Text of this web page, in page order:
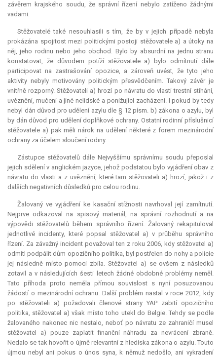
závěrem krajského soudu, že správní řízení nebylo zatíženo žádnými
vadami.
Stěžovatelé také nesouhlasili s tím, že by v jejich případě nebyla
prokázána spojitost mezi politickými postoji stěžovatele a) a útoky na
něj, jeho rodinu nebo jeho obchod. Bylo by absurdnína jednu stranu
konstatovat, že důvodem potíží stěžovatele a) bylo odmítnutí dále
participovat na zastrašování opozice, a zároveň uvést, že tyto jeho
aktivity nebyly motivovány politickým přesvědčením. Takový závěr je
vnitřně rozporný. Stěžovateli a) hrozí po návratu do vlasti trestní stíhání,
uvěznění, mučení a jiné nelidské a ponižující zacházení. I pokud by tedy
nebyl dán důvod pro udělení azylu dle § 12 písm. b) zákona o azylu, byl
by dán důvod pro udělení doplňkové ochrany. Ostatní rodinní příslušnicí
stěžovatele a) pak měli nárok na udělení některé z forem mezinárodní
ochrany za účelem sloučení rodiny.
Zástupce stěžovatelů dále Nejvyššímu správnímu soudu přeposlal
jejich sdělení v anglickém jazyce, jehož podstatou bylo vyjádření obav z
návratu do vlasti a z uvěznění, které tam stěžovateli a) hrozí, jakož i z
dalších negativních důsledků pro celou rodinu.
Žalovaný ve vyjádření ke kasační stížnosti navrhoval její zamítnutí.
Nejprve odkazoval na spisový materiál, na správní rozhodnutí a na
výpovědi stěžovatelů během správního řízení. Žalovaný rekapituloval
jednotlivé incidenty, které popsal stěžovatel a) v průběhu správního
řízení. Za závažný incident považoval ten z roku 2006, kdy stěžovatel a)
odmítl podpálit dům opozičního politika, byl postřelen do nohy a policie
jej následně místo pomoci zbila. Stěžovatel a) se ovšem z následků
zotavil a v následujících šesti letech žádné obdobné problémy neměl.
Tato příhoda proto neměla přímou souvislost s nyní posuzovanou
žádostí o mezinárodní ochranu. Další problém nastal v roce 2012, kdy
po stěžovateli a) požadovali členové strany YAP zabití opozičního
politika, stěžovatel a) však místo toho utekl do Belgie. Tehdy se podle
žalovaného nakonec nic nestalo, neboť po návratu ze zahraničí musel
stěžovatel a) pouze zaplatit finanční náhradu za nevrácení zbraně.
Nedalo se tak hovořit o újmě relevantní z hlediska zákona o azylu. Touto
újmou nebyl ani pokus o únos syna, k němuž nedošlo, ani vykradení